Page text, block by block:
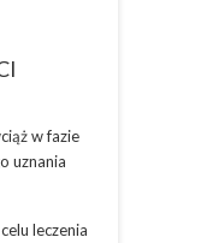
w fazie
uznania
leczenia